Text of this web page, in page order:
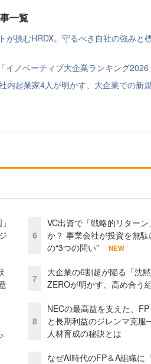
一覧
が挑むHRDX。守るべき自社の強みと
イノベーティブ大企業ランキング
内起業家4人が明かす、大企業での新
6
VC出資で「戦略的リター
か？ 事業会社が投資を無
の“3つの問い”
NEW
7
大企業の6割超が陥る「沈
ZEROが明かす、高め合う
8
NECの最高益を支えた、
と長期利益のジレンマ克服
人材育成の秘訣とは
なぜAI時代のFP＆A組織に